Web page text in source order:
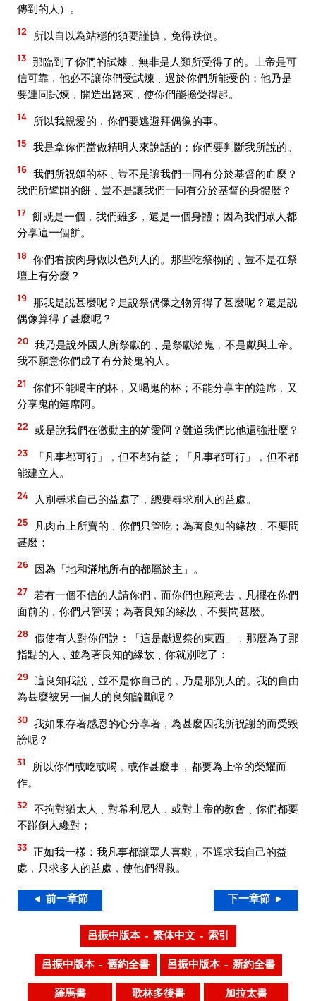
傳到的人）。
12 所以自以為站穩的須要謹慎﹐免得跌倒。
13 那臨到了你們的試煉﹑無非是人類所受得了的。上帝是可
信可靠﹐他必不讓你們受試煉﹑過於你們所能受的；他乃是
要連同試煉﹑開造出路來﹐使你們能擔受得起。
14 所以我親愛的﹐你們要逃避拜偶像的事。
15 我是拿你們當做精明人來說話的；你們要判斷我所說的。
16 我們所祝頌的杯﹑豈不是讓我們一同有分於基督的血麼？
我們所擘開的餅﹑豈不是讓我們一同有分於基督的身體麼？
17 餅既是一個﹐我們雖多﹐還是一個身體；因為我們眾人都
分享這一個餅。
18 你們看按肉身做以色列人的。那些吃祭物的﹑豈不是在祭
壇上有分麼？
19 那我是說甚麼呢？是說祭偶像之物算得了甚麼呢？還是說
偶像算得了甚麼呢？
20 我乃是說外國人所祭獻的﹑是祭獻給鬼﹐不是獻與上帝。
我不願意你們成了有分於鬼的人。
21
你們不能喝主的杯﹐又喝鬼的杯；不能分享主的筵席﹐又
分享鬼的筵席阿。
22 或是說我們在激動主的妒愛阿？難道我們比他還強壯麼？
23
「凡事都可行」﹐但不都有益；「凡事都可行」﹐但不都
能建立人。
24 人別尋求自己的益處了﹐總要尋求別人的益處。
25
凡肉市上所賣的﹑你們只管吃；為著良知的緣故﹑不要問
甚麼；
26 因為「地和滿地所有的都屬於主」。
27 若有一個不信的人請你們﹐而你們也願意去﹐凡擺在你們
面前的﹑你們只管喫；為著良知的緣故﹑不要問甚麼。
28 假使有人對你們說：「這是獻過祭的東西」﹐那麼為了那
指點的人﹑並為著良知的緣故﹑你就別吃了：
29 這良知我說﹑並不是你自己的﹐乃是那別人的。我的自由
為甚麼被另一個人的良知論斷呢？
30 我如果存著感恩的心分享著﹐為甚麼因我所祝謝的而受毀
謗呢？
31
所以你們或吃或喝﹐或作甚麼事﹐都要為上帝的榮耀而
作。
32 不拘對猶太人﹑對希利尼人﹑或對上帝的教會﹑你們都要
不踫倒人纔對；
33 正如我一樣：我凡事都讓眾人喜歡﹐不逕求我自己的益
處﹐只求多人的益處﹐使他們得救。
◄ 前一章節 下一章節 ►
呂振中版本 – 繁体中文 – 索引
呂振中版本 – 舊約全書 呂振中版本 – 新約全書
羅馬書 歌林多後書 加拉太書